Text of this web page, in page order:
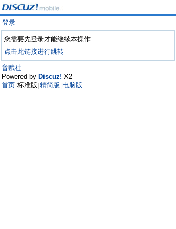
登录
您需要先登录才能继续本操作
点击此链接进行跳转
音赋社
Powered by Discuz! X2
首页 标准版 精简版 电脑版